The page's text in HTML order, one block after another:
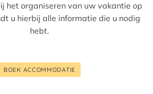
het organiseren van uw vakantie op
u hierbij alle informatie die u nodig
hebt.
BOEK ACCOMMODATIE